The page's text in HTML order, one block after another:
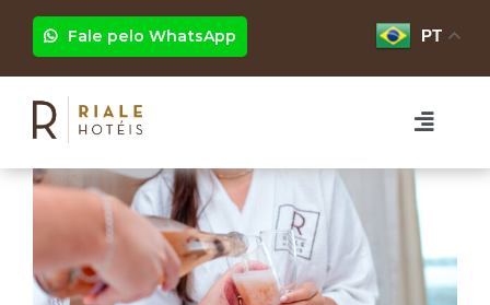
conteúdo
Fale pelo WhatsApp PT
Toggle
HOTÉIS
RIALE BRISA BARRAEVENTOS